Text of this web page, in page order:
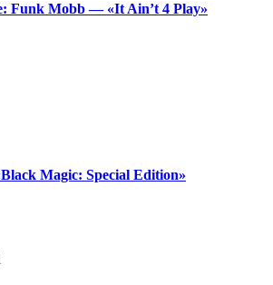
Funk Mobb — «It Ain’t 4 Play»
Magic: Special Edition»